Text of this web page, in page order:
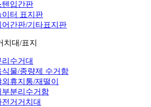
텐입간판
이터 표지판
어간판/기타표지판
치대/표지
리수거대
식물/종량제 수거함
외휴지통/재떨이
부분리수거함
전거거치대